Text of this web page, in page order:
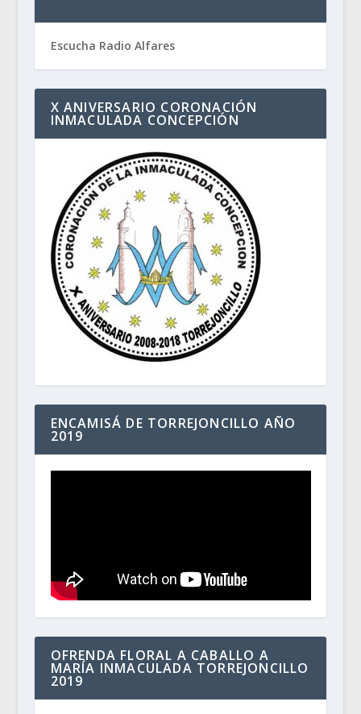
Escucha Radio Alfares
X ANIVERSARIO CORONACIÓN
INMACULADA CONCEPCIÓN
ENCAMISÁ DE TORREJONCILLO AÑO
2019
OFRENDA FLORAL A CABALLO A
MARÍA INMACULADA TORREJONCILLO
2019